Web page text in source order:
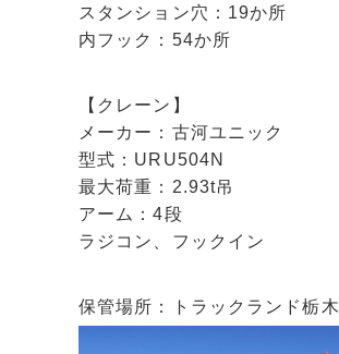
スタンション穴：19か所
内フック：54か所
【クレーン】
メーカー：古河ユニック
型式：URU504N
最大荷重：2.93t吊
アーム：4段
ラジコン、フックイン
保管場所：トラックランド栃木